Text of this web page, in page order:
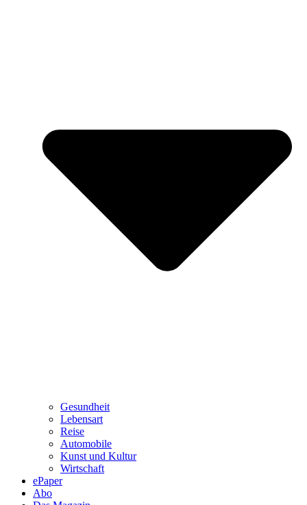
Gesundheit
Lebensart
Reise
Automobile
Kunst und Kultur
Wirtschaft
ePaper
Abo